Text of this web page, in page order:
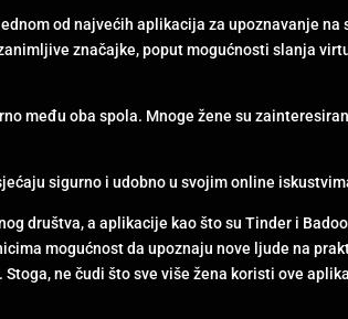
od najvećih aplikacija za upoznavanje
značajke, poput mogućnosti slanja
među oba spola. Mnoge žene su
sigurno i udobno u svojim online
društva, a aplikacije kao što su Tinder i
mogućnost da upoznaju nove ljude na
ne čudi što sve više žena koristi ove